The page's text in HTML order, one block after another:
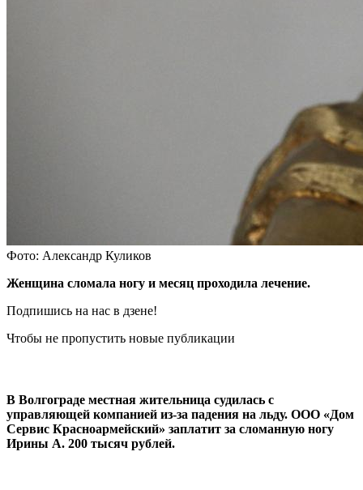
Фото: Александр Куликов
Женщина сломала ногу и месяц проходила лечение.
Подпишись на нас в дзене!
Чтобы не пропустить новые публикации
В Волгограде местная жительница судилась с
управляющей компанией из-за падения на льду. ООО «Дом
Сервис Красноармейский» заплатит за сломанную ногу
Ирины А. 200 тысяч рублей.